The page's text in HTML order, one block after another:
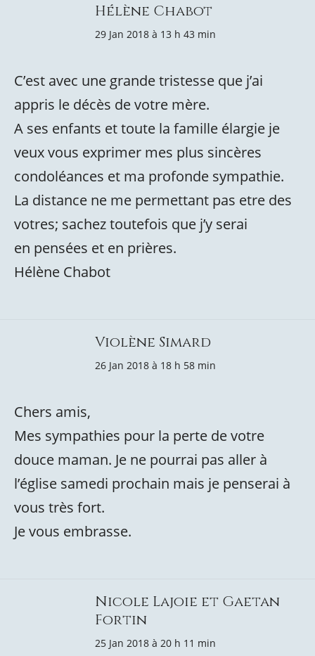
Hélène Chabot
29 Jan 2018 à 13 h 43 min
C’est avec une grande tristesse que j’ai
appris le décès de votre mère.
A ses enfants et toute la famille élargie je
veux vous exprimer mes plus sincères
condoléances et ma profonde sympathie.
La distance ne me permettant pas etre des
votres; sachez toutefois que j’y serai
en pensées et en prières.
Hélène Chabot
Violène Simard
26 Jan 2018 à 18 h 58 min
Chers amis,
Mes sympathies pour la perte de votre
douce maman. Je ne pourrai pas aller à
l’église samedi prochain mais je penserai à
vous très fort.
Je vous embrasse.
Nicole Lajoie et Gaetan
Fortin
25 Jan 2018 à 20 h 11 min